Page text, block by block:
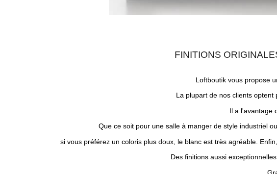
FINITIONS
Loftboutik vous propose
La plupart de nos clients
Il a l'avantage
Que ce soit pour une salle à manger de style industriel
si vous préférez un coloris plus doux, le blanc est très agréable.
Des finitions aussi